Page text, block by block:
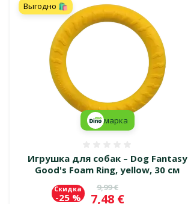
Игрушка для собак – Dog Fantasy
Good's Foam Ring, yellow, 30 см
Исходная цена
9,99 €
Цена
7,48 €
Скидка
-25 %
Выгодно 🛍️
марка